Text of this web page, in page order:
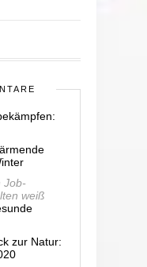
Job-
weiß
zur Natur: